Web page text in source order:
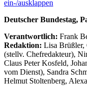
ein-/ausklappen
Deutscher Bundestag,
Verantwortlich: Frank
Redaktion: Lisa Brüßler,
(stellv. Chefredakteur),
Claus Peter Kosfeld,
vom Dienst), Sandra
Helmut Stoltenberg,